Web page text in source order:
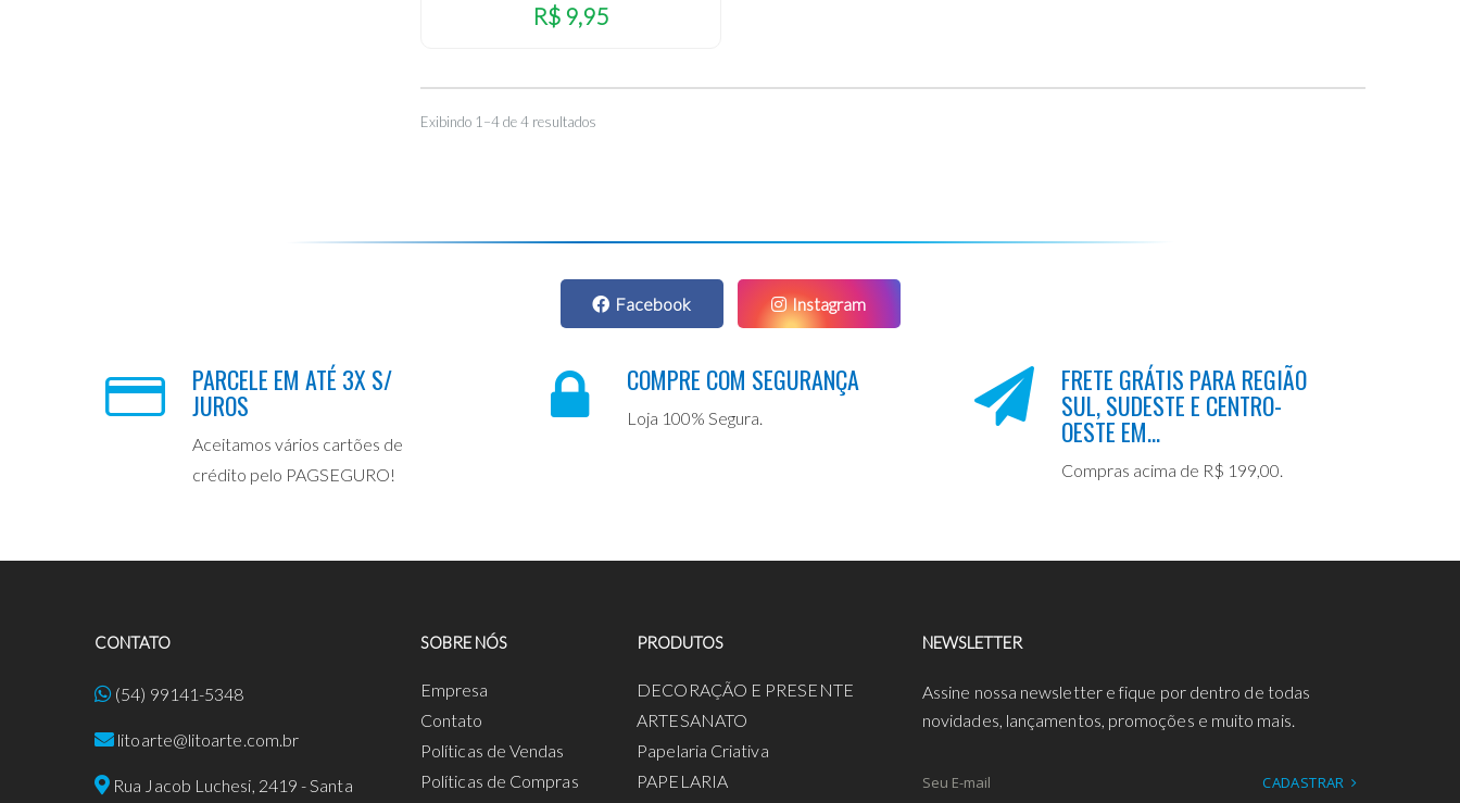
R$ 9,95
Exibindo 1–4 de 4 resultados
Facebook Instagram
PARCELE EM ATÉ 3X S/
JUROS
Aceitamos vários cartões de
crédito pelo PAGSEGURO!
COMPRE COM SEGURANÇA
Loja 100% Segura.
FRETE GRÁTIS PARA REGIÃO
SUL, SUDESTE E CENTRO-
OESTE EM...
Compras acima de R$ 199,00.
CONTATO
(54) 99141-5348
litoarte@litoarte.com.br
Rua Jacob Luchesi, 2419 - Santa
SOBRE NÓS
Empresa
Contato
Políticas de Vendas
Políticas de Compras
PRODUTOS
DECORAÇÃO E PRESENTE
ARTESANATO
Papelaria Criativa
PAPELARIA
NEWSLETTER
Assine nossa newsletter e fique por dentro de todas
novidades, lançamentos, promoções e muito mais.
CADASTRAR